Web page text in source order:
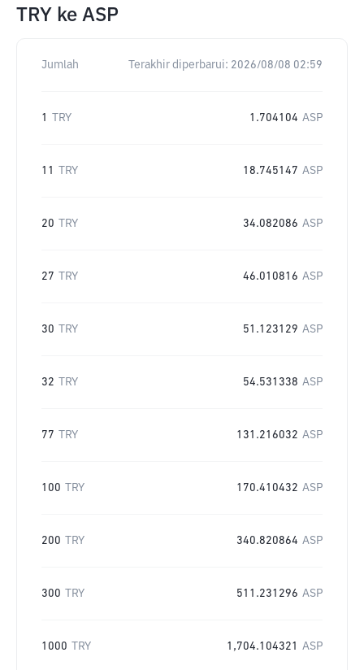
TRY ke ASP
Jumlah Terakhir diperbarui: 2026/08/08 02:59
1 TRY 1.704104 ASP
11 TRY 18.745147 ASP
20 TRY 34.082086 ASP
27 TRY 46.010816 ASP
30 TRY 51.123129 ASP
32 TRY 54.531338 ASP
77 TRY 131.216032 ASP
100 TRY 170.410432 ASP
200 TRY 340.820864 ASP
300 TRY 511.231296 ASP
1000 TRY 1,704.104321 ASP